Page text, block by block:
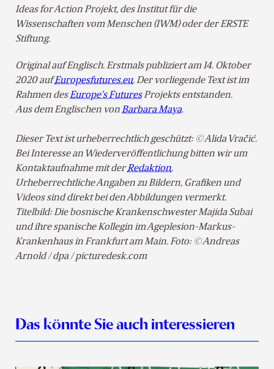
Ideas for Action Projekt, des Institut für die
Wissenschaften vom Menschen (IWM) oder der ERSTE
Stiftung.
Original auf Englisch. Erstmals publiziert am 14. Oktober
2020 aufEuropesfutures.eu. Der vorliegende Text ist im
Rahmen desEurope’s FuturesProjekts entstanden.
Aus dem Englischen vonBarbara Maya.
Dieser Text ist urheberrechtlich geschützt: © Alida Vračić.
Bei Interesse an Wiederveröffentlichung bitten wir um
Kontaktaufnahme mit derRedaktion.
Urheberrechtliche Angaben zu Bildern, Grafiken und
Videos sind direkt bei den Abbildungen vermerkt.
Titelbild: Die bosnische Krankenschwester Majida Subai
und ihre spanische Kollegin im Ageplesion-Markus-
Krankenhaus in Frankfurt am Main. Foto: © Andreas
Arnold / dpa / picturedesk.com
Das könnte Sie auch interessieren